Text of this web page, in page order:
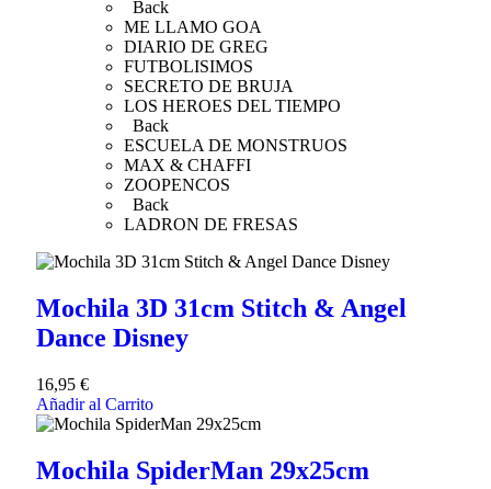
Back
ME LLAMO GOA
DIARIO DE GREG
FUTBOLISIMOS
SECRETO DE BRUJA
LOS HEROES DEL TIEMPO
Back
ESCUELA DE MONSTRUOS
MAX & CHAFFI
ZOOPENCOS
Back
LADRON DE FRESAS
Mochila 3D 31cm Stitch & Angel
Dance Disney
16,95 €
Añadir al Carrito
Mochila SpiderMan 29x25cm